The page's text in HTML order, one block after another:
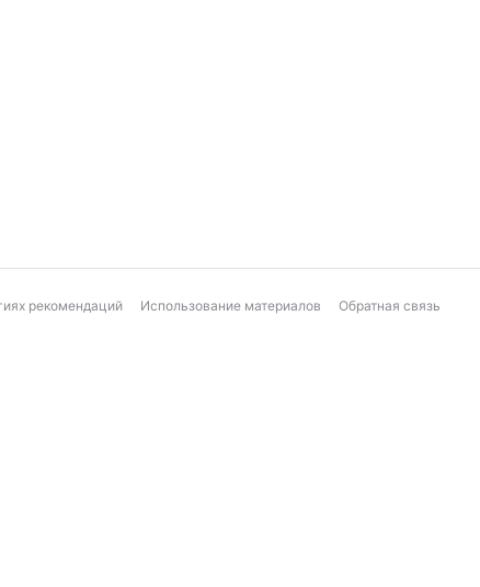
рекомендаций Использование материалов Обратная связь